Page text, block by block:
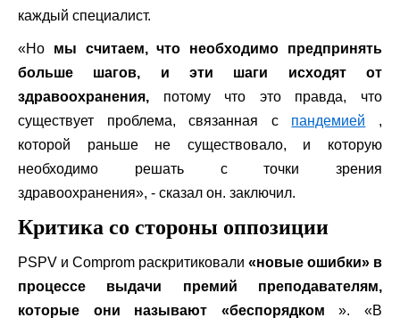
каждый специалист.
«Но мы считаем, что необходимо предпринять
больше шагов, и эти шаги исходят от
здравоохранения, потому что это правда, что
существует проблема, связанная с пандемией ,
которой раньше не существовало, и которую
необходимо решать с точки зрения
здравоохранения», - сказал он. заключил.
Критика со стороны оппозиции
PSPV и Comprom раскритиковали «новые ошибки» в
процессе выдачи премий преподавателям,
которые они называют «беспорядком ». «В